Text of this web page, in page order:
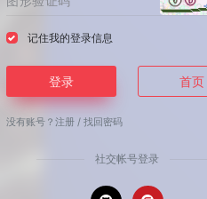
记住我的登录信息
登录 首页
没有账号？注册 /找回密码
社交帐号登录